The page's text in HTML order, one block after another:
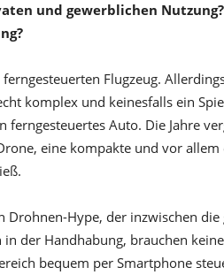
und gewerblichen
Flugzeug.
komplex und keinesfalls ein
ferngesteuertes Auto. Die Jahre
eine kompakte und vor
Drohnen-Hype, der inzwischen die
der Handhabung, brauchen
bequem per Smartphone